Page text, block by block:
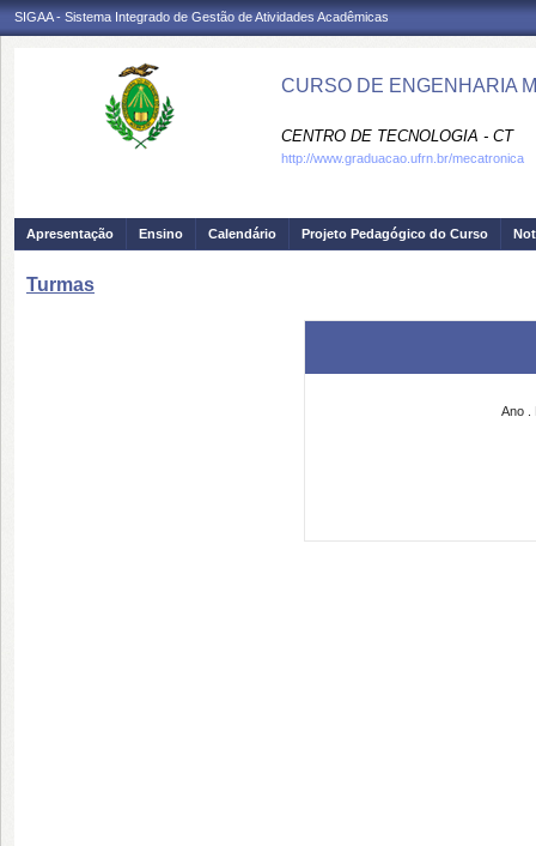
SIGAA - Sistema Integrado de Gestão de Atividades Acadêmicas
CURSO DE ENGENHARIA
CENTRO DE TECNOLOGIA - CT
http://www.graduacao.ufrn.br/mecatronica
Apresentação Ensino Calendário Projeto Pedagógico do Curso
Turmas
Ano